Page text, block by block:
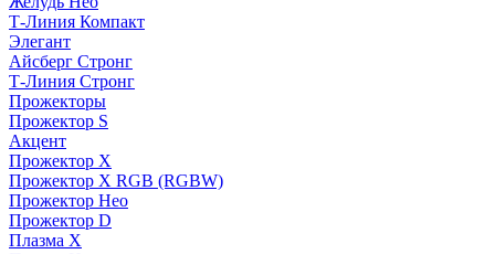
Т-Линия Компакт
Элегант
Айсберг Стронг
Т-Линия Стронг
Прожекторы
Прожектор S
Акцент
Прожектор X
Прожектор Х RGB (RGBW)
Прожектор Нео
Прожектор D
Плазма X